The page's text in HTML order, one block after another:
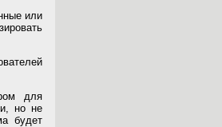
или
для
но не
будет